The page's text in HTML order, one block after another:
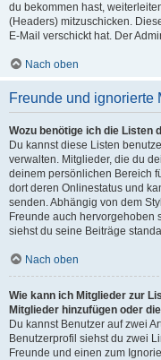
du bekommen hast,
(Headers) mitzuschicken.
E-Mail verschickt hat. Der
Nach oben
Freunde und ignorierte
Wozu benötige ich die Listen
Du kannst diese Listen
verwalten. Mitglieder, die du
deinem persönlichen Bereich
dort deren Onlinestatus und
senden. Abhängig von dem
Freunde auch hervorgehoben
siehst du seine Beiträge
Nach oben
Wie kann ich Mitglieder zur
Mitglieder hinzufügen oder
Du kannst Benutzer auf zwei
Benutzerprofil siehst du zwei
Freunde und einen zum